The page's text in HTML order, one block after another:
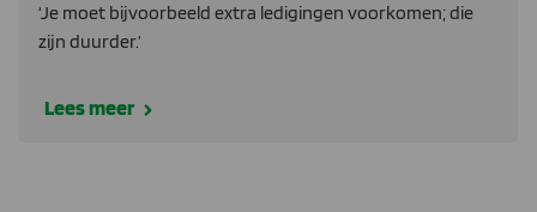
‘Je moet bijvoorbeeld extra ledigingen voorkomen; die
zijn duurder.’
Lees meer